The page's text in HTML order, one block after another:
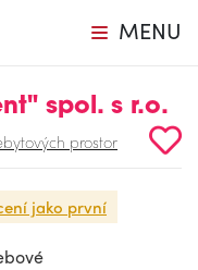
MENU
spol. s r.o.
prostor
jako první